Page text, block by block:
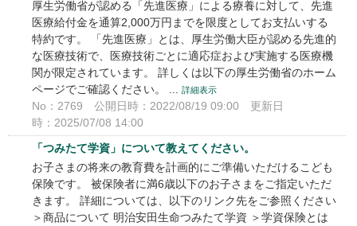
厚生労働省が認める「先進医療」による療養に対して、先進
医療給付金を通算2,000万円までを限度としてお支払いする
特約です。 「先進医療」とは、厚生労働大臣が認める先進的
な医療技術で、医療技術ごとに適応症および実施する医療機
関が限定されています。 詳しくは以下の厚生労働省のホーム
ページでご確認ください。 ...
詳細表示
No：2769 公開日時：2022/08/19 09:00
更新日
時：2025/07/08 14:00
「つみたて学資」について教えてください。
お子さまの将来の教育費を計画的にご準備いただけるこども
保険です。 被保険者に満6歳以下のお子さまをご指定いただ
きます。 詳細については、以下のリンク先をご参照ください
＞商品について 明治安田生命つみたて学資 ＞学資保険とは